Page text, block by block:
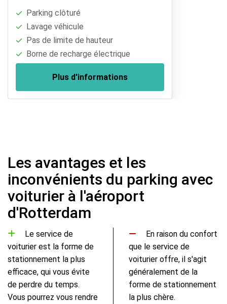
Parking clôturé
Lavage véhicule
Pas de limite de hauteur
Borne de recharge électrique
Plus d'informations
Les avantages et les
inconvénients du parking avec
voiturier à l'aéroport
d'Rotterdam
Le service de
voiturier est la forme de
stationnement la plus
efficace, qui vous évite
de perdre du temps.
Vous pourrez vous rendre
En raison du confort
que le service de
voiturier offre, il s'agit
généralement de la
forme de stationnement
la plus chère.